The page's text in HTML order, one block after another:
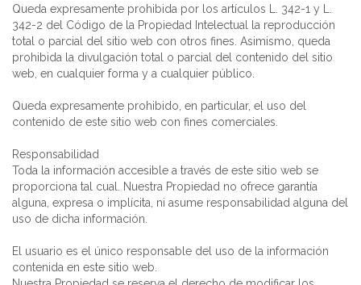
Queda expresamente prohibida por los artículos L. 342-1 y L.
342-2 del Código de la Propiedad Intelectual la reproducción
total o parcial del sitio web con otros fines. Asimismo, queda
prohibida la divulgación total o parcial del contenido del sitio
web, en cualquier forma y a cualquier público.
Queda expresamente prohibido, en particular, el uso del
contenido de este sitio web con fines comerciales.
Responsabilidad
Toda la información accesible a través de este sitio web se
proporciona tal cual. Nuestra Propiedad no ofrece garantía
alguna, expresa o implícita, ni asume responsabilidad alguna del
uso de dicha información.
El usuario es el único responsable del uso de la información
contenida en este sitio web.